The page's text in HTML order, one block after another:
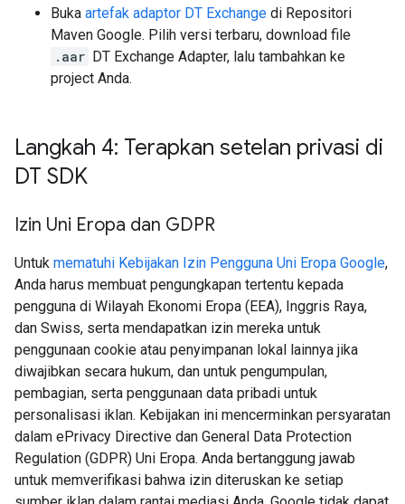
Buka artefak adaptor DT Exchange di Repositori
Maven Google. Pilih versi terbaru, download file
.aar DT Exchange Adapter, lalu tambahkan ke
project Anda.
Langkah 4: Terapkan setelan privasi di
DT SDK
Izin Uni Eropa dan GDPR
Untuk mematuhi Kebijakan Izin Pengguna Uni Eropa Google,
Anda harus membuat pengungkapan tertentu kepada
pengguna di Wilayah Ekonomi Eropa (EEA), Inggris Raya,
dan Swiss, serta mendapatkan izin mereka untuk
penggunaan cookie atau penyimpanan lokal lainnya jika
diwajibkan secara hukum, dan untuk pengumpulan,
pembagian, serta penggunaan data pribadi untuk
personalisasi iklan. Kebijakan ini mencerminkan persyaratan
dalam ePrivacy Directive dan General Data Protection
Regulation (GDPR) Uni Eropa. Anda bertanggung jawab
untuk memverifikasi bahwa izin diteruskan ke setiap